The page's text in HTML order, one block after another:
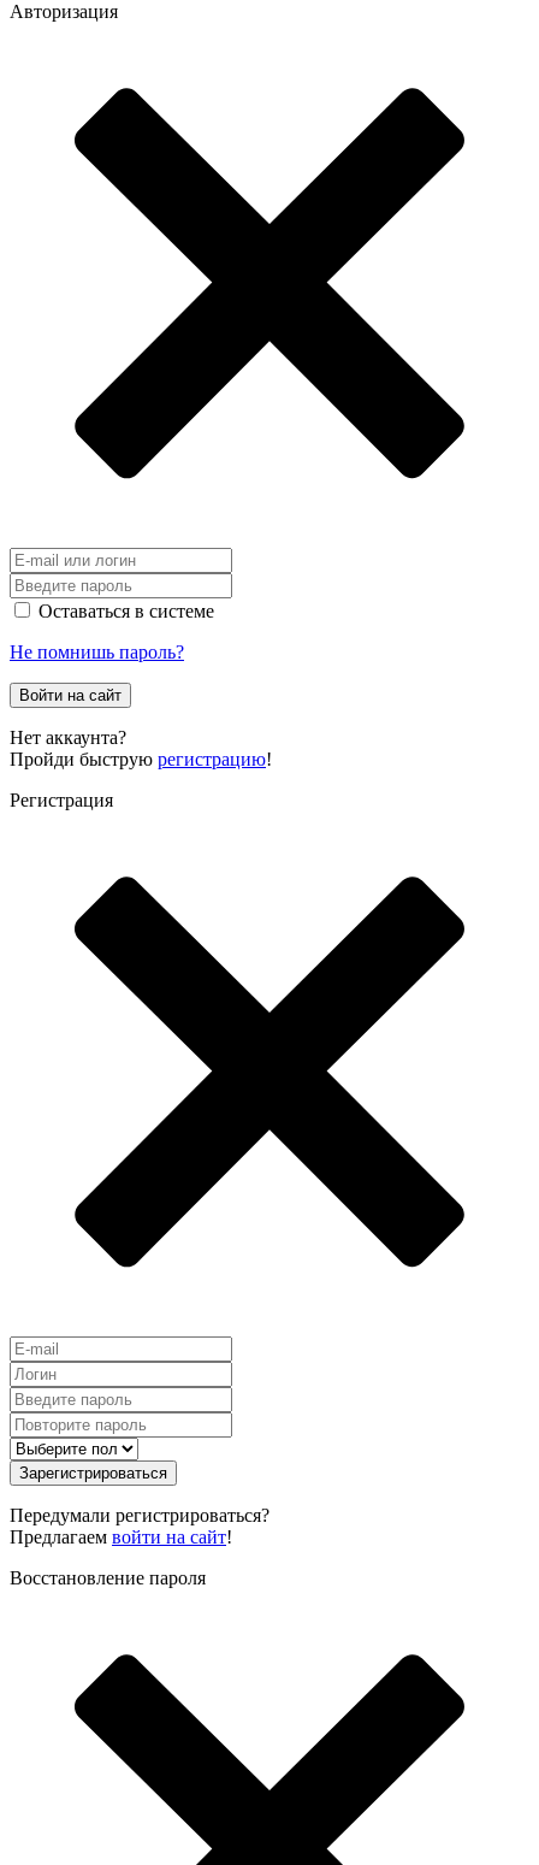
Авторизация
Оставаться в системе
Не помнишь пароль?
Войти на сайт
Нет аккаунта?
Пройди быструю регистрацию!
Регистрация
Зарегистрироваться
Передумали регистрироваться?
Предлагаем войти на сайт!
Восстановление пароля